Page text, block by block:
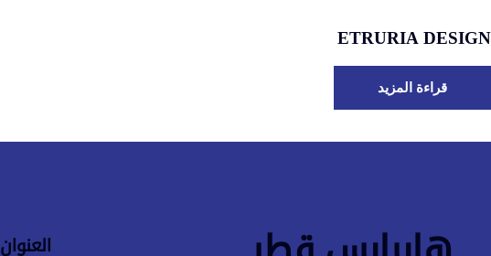
ETRURIA DESIGN
قراءة المزيد
العنوان